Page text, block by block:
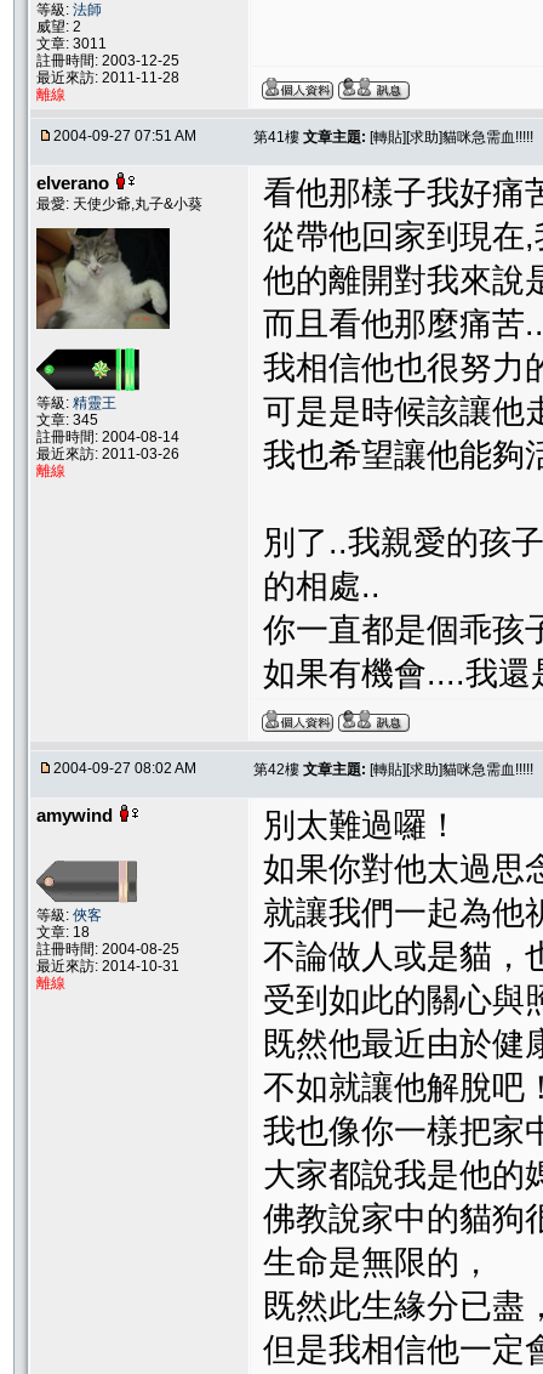
等級: 法師
威望: 2
文章: 3011
註冊時間: 2003-12-25
最近來訪: 2011-11-28
離線
2004-09-27 07:51 AM 第41樓 文章主題: [轉貼][求助]貓咪急需血!!!!!
elverano
最愛: 天使少爺,丸子&小葵
等級: 精靈王
文章: 345
註冊時間: 2004-08-14
最近來訪: 2011-03-26
離線
看他那樣子我好痛
從帶他回家到現在
他的離開對我來說
而且看他那麼痛苦
我相信他也很努力
可是是時候該讓他
我也希望讓他能夠
別了..我親愛的孩
的相處..
你一直都是個乖孩
如果有機會....我還
2004-09-27 08:02 AM 第42樓 文章主題: [轉貼][求助]貓咪急需血!!!!!
amywind
等級: 俠客
文章: 18
註冊時間: 2004-08-25
最近來訪: 2014-10-31
離線
別太難過囉！
如果你對他太過思
就讓我們一起為他
不論做人或是貓，
受到如此的關心與
既然他最近由於健
不如就讓他解脫吧
我也像你一樣把家
大家都說我是他的
佛教說家中的貓狗
生命是無限的，
既然此生緣分已盡
但是我相信他一定